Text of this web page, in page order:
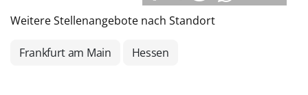
Weitere Stellenangebote nach Standort
Frankfurt am Main Hessen